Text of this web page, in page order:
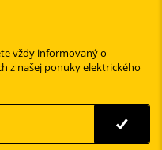
vždy informovaný o
z našej ponuky elektrického